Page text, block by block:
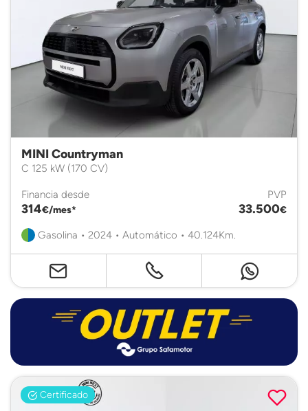
MINI Countryman
C 125 kW (170 CV)
Financia desde
314€/mes*
PVP
33.500€
Gasolina • 2024 • Automático • 40.124Km.
Certificado